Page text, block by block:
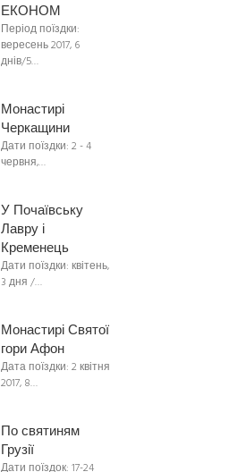
ЕКОНОМ
Період поїздки:
вересень 2017, 6
днів/5…
Монастирі
Черкащини
Дати поїздки: 2 - 4
червня,…
У Почаївську
Лавру і
Кременець
Дати поїздки: квітень,
3 дня /…
Монастирі Святої
гори Афон
Дата поїздки: 2 квітня
2017, 8…
По святиням
Грузії
Дати поїздок: 17-24